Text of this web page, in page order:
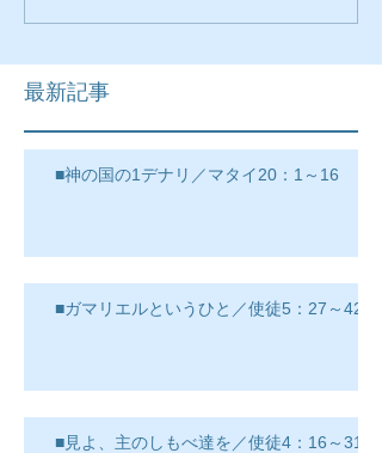
最新記事
■神の国の1デナリ／マタイ20：1～16
■ガマリエルというひと／使徒5：27～42
■見よ、主のしもべ達を／使徒4：16～31